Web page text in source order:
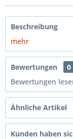
Beschreibung
mehr
Bewertungen
0
Bewertungen
Ähnliche Artikel
Kunden haben